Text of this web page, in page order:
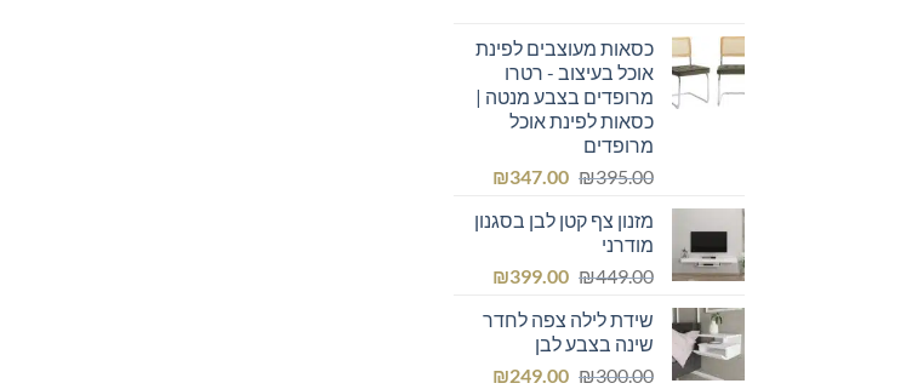
₪600.00.
₪569.00.כסאות מעוצבים לפינת
אוכל בעיצוב - רטרו
מרופדים בצבע מנטה |
כסאות לפינת אוכל
מרופדים
₪395.00
המחיר
היה:
₪347.00
המחיר
הוא:
מזנון צף קטן לבן בסגנון
מודרני
₪449.00
המחיר
היה:
₪449.00.
₪399.00
המחיר
הוא:שידת לילה צפה לחדר
שינה בצבע לבן
₪300.00
המחיר ₪249.00
המחיר